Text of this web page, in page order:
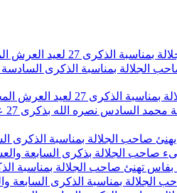
27 لعيد العرش المجيد.
صاحب الجلالة بمناسبة الذكرى
27 لعيد العرش المجيد
نصره الله بذكرى 27 عيد العرش المجيد
صاحب الجلالة بمناسبة الذكرى
صاحب الجلالة بذكرى السابعة
تهنئ صاحب الجلالة بمناسبة
بمناسبة الذكرى السابعة